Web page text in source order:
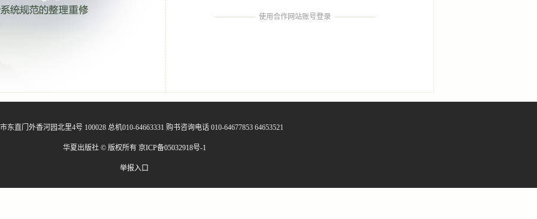
使用合作网站账号登录
东直门外香河园北里4号 100028 总机010-64663331 购书咨询电话 010-64677853 64653521
华夏出版社 © 版权所有 京ICP备05032918号-1
举报入口